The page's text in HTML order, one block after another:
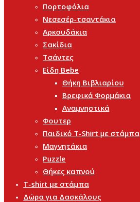
Πορτοφόλια
Νεσεσέρ-τσαντάκια
Αρκουδάκια
Σακίδια
Τσάντες
Είδη Bebe
Θήκη Βιβλιαρίου
Βρεφικά Φορμάκια
Αναμνηστικά
Φουτερ
Παιδικό T-Shirt με στάμπα
Μαγνητάκια
Puzzle
Θήκες καπνού
T-shirt με στάμπα
Δώρα για Δασκάλους